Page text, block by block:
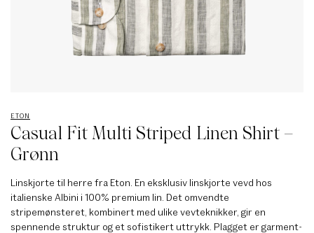
ETON
Casual Fit Multi Striped Linen Shirt –
Grønn
Linskjorte til herre fra Eton. En eksklusiv linskjorte vevd hos
italienske Albini i 100% premium lin. Det omvendte
stripemønsteret, kombinert med ulike vevteknikker, gir en
spennende struktur og et sofistikert uttrykk. Plagget er garment-